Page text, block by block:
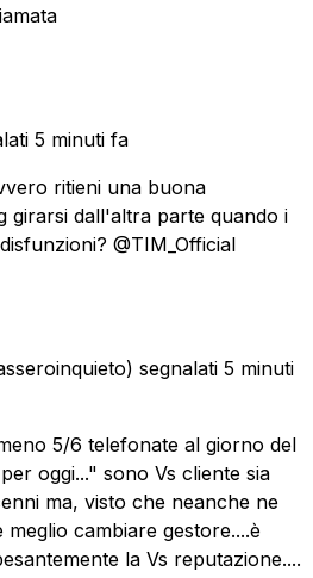
5 minuti fa
ritieni una buona
girarsi dall'altra parte quando i
@TIM_Official
segnalati 5 minuti
5/6 telefonate al giorno del
oggi..." sono Vs cliente sia
ma, visto che neanche ne
cambiare gestore....è
la Vs reputazione....